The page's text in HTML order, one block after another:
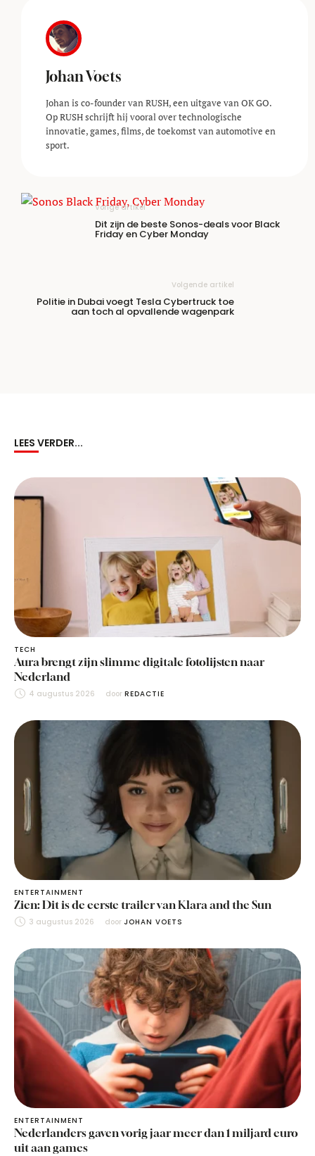
Johan Voets
Johan is co-founder van RUSH, een uitgave van OK GO.
Op RUSH schrijft hij vooral over technologische
innovatie, games, films, de toekomst van automotive en
sport.
Vorige artikel
Dit zijn de beste Sonos-deals voor Black
Friday en Cyber Monday
Volgende artikel
Politie in Dubai voegt Tesla Cybertruck toe
aan toch al opvallende wagenpark
LEES VERDER...
TECH
Aura brengt zijn slimme digitale fotolijsten naar
Nederland
4 augustus 2026 door REDACTIE
ENTERTAINMENT
Zien: Dit is de eerste trailer van Klara and the Sun
3 augustus 2026 door JOHAN VOETS
ENTERTAINMENT
Nederlanders gaven vorig jaar meer dan 1 miljard euro
uit aan games